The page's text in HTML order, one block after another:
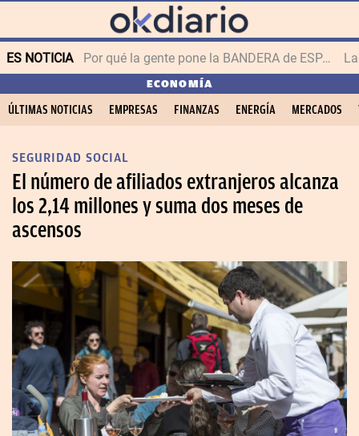
ES NOTICIA Por qué la gente pone la BANDERA de ESPAÑA en el balcón
ECONOMÍA
ÚLTIMAS NOTICIAS EMPRESAS FINANZAS ENERGÍA MERCADOS
SEGURIDAD SOCIAL
El número de afiliados extranjeros alcanza
los 2,14 millones y suma dos meses de
ascensos